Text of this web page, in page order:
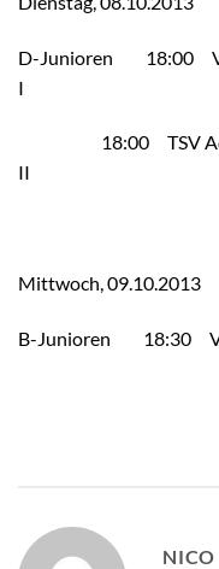
D-Junioren 18:00
I
18:00 TSV
II
Mittwoch, 09.10.2013
B-Junioren 18:30
NICO